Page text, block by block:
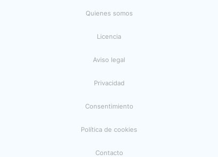
Quienes somos
Licencia
Aviso legal
Privacidad
Consentimiento
Política de cookies
Contacto